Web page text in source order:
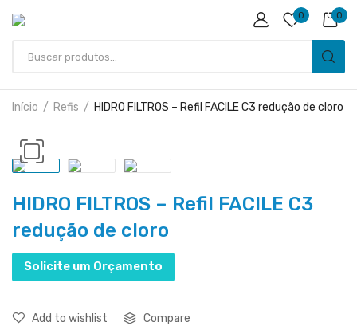
0 0
Início Refis HIDRO FILTROS – Refil FACILE C3 redução de cloro
HIDRO FILTROS – Refil FACILE C3
redução de cloro
Solicite um Orçamento
Add to wishlist
Compare